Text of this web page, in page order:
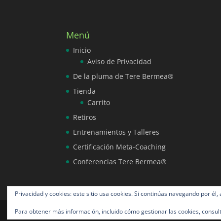
Menú
Inicio
Aviso de Privacidad
De la pluma de Tere Bermea®
Tienda
Carrito
Retiros
Entrenamientos y Talleres
Certificación Meta-Coaching
Conferencias Tere Bermea®
Tere Bermea® todos los derechos reservados
Privacidad y cookies: este sitio usa cookies. Si continúas navegando por él,
Para obtener más información, incluido cómo gestionar las cookies,